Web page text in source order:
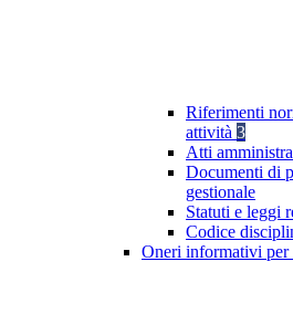
Riferimenti
attività 3
Atti
Documenti di
gestionale
Statuti e leggi
Codice
Oneri informativi per